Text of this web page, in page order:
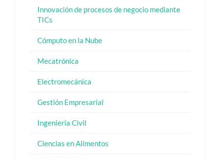
Innovación de procesos de negocio mediante
TICs
Cómputo en la Nube
Mecatrónica
Electromecánica
Gestión Empresarial
Ingeniería Civil
Ciencias en Alimentos